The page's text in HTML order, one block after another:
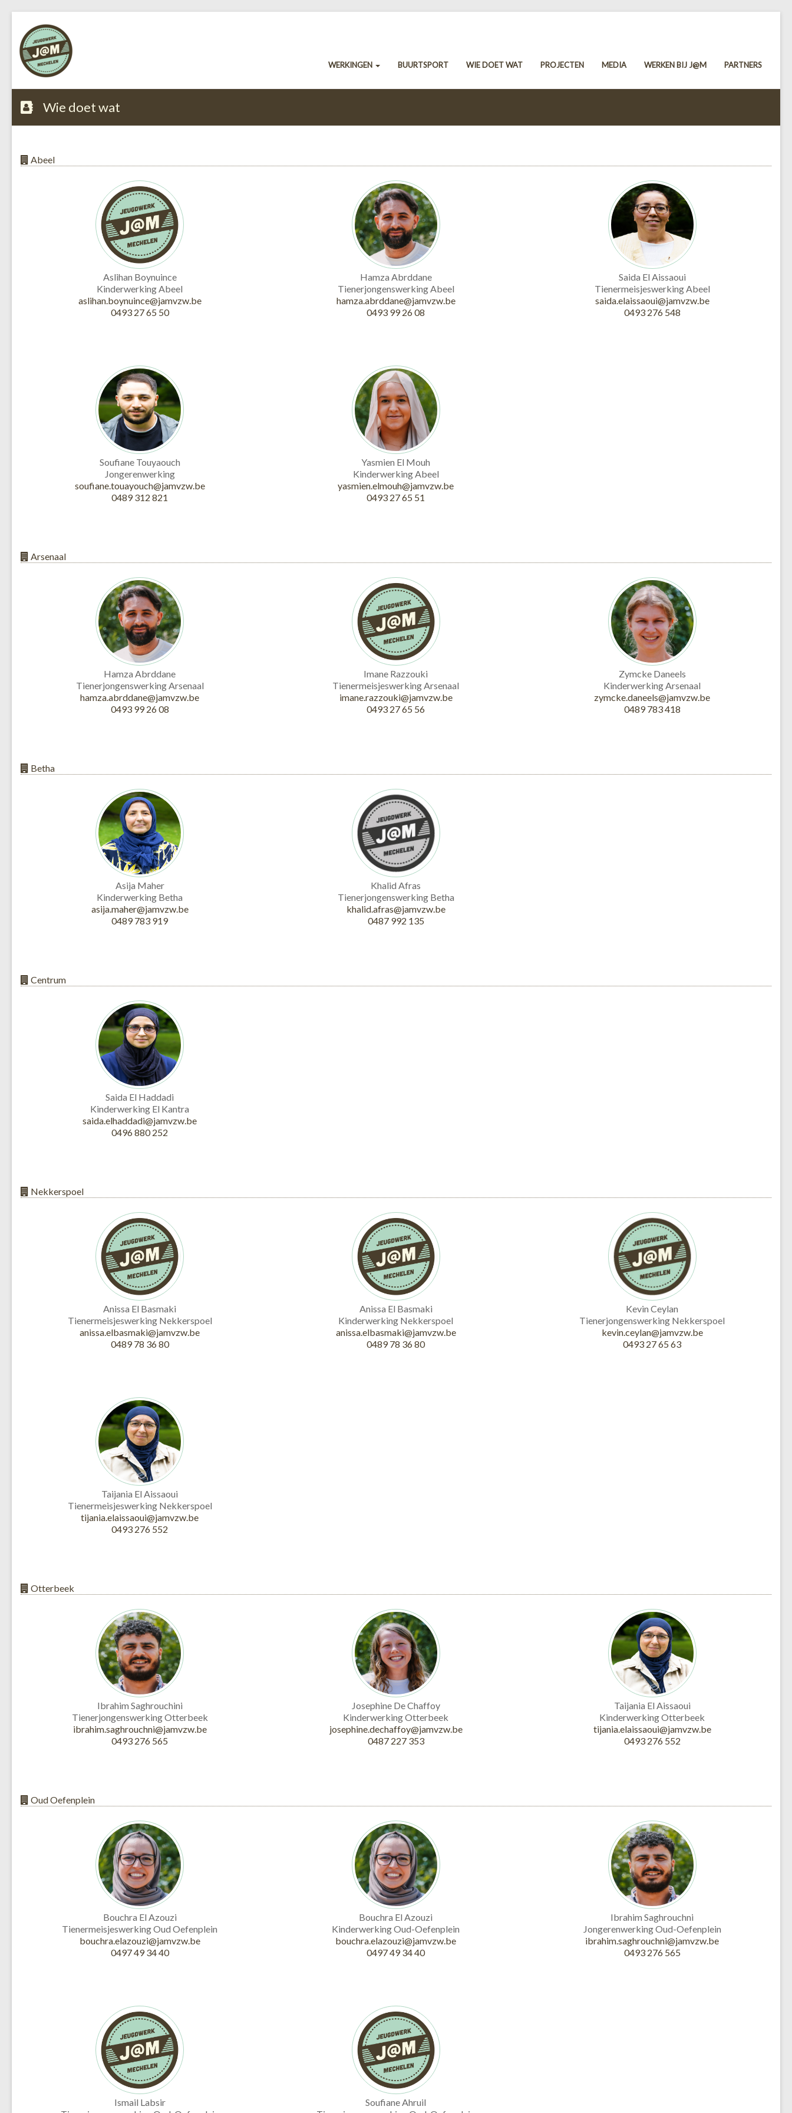
WERKINGEN BUURTSPORT WIE DOET WAT PROJECTEN MEDIA WERKEN BIJ J@M PARTNERS
Wie doet wat
Abeel
Aslihan Boynuince
Kinderwerking Abeel
aslihan.boynuince@jamvzw.be
0493 27 65 50
Hamza Abrddane
Tienerjongenswerking Abeel
hamza.abrddane@jamvzw.be
0493 99 26 08
Saida El Aissaoui
Tienermeisjeswerking Abeel
saida.elaissaoui@jamvzw.be
0493 276 548
Soufiane Touyaouch
Jongerenwerking
soufiane.touayouch@jamvzw.be
0489 312 821
Yasmien El Mouh
Kinderwerking Abeel
yasmien.elmouh@jamvzw.be
0493 27 65 51
Arsenaal
Hamza Abrddane
Tienerjongenswerking Arsenaal
hamza.abrddane@jamvzw.be
0493 99 26 08
Imane Razzouki
Tienermeisjeswerking Arsenaal
imane.razzouki@jamvzw.be
0493 27 65 56
Zymcke Daneels
Kinderwerking Arsenaal
zymcke.daneels@jamvzw.be
0489 783 418
Betha
Asija Maher
Kinderwerking Betha
asija.maher@jamvzw.be
0489 783 919
Khalid Afras
Tienerjongenswerking Betha
khalid.afras@jamvzw.be
0487 992 135
Centrum
Saida El Haddadi
Kinderwerking El Kantra
saida.elhaddadi@jamvzw.be
0496 880 252
Nekkerspoel
Anissa El Basmaki
Tienermeisjeswerking Nekkerspoel
anissa.elbasmaki@jamvzw.be
0489 78 36 80
Anissa El Basmaki
Kinderwerking Nekkerspoel
anissa.elbasmaki@jamvzw.be
0489 78 36 80
Kevin Ceylan
Tienerjongenswerking Nekkerspoel
kevin.ceylan@jamvzw.be
0493 27 65 63
Taijania El Aissaoui
Tienermeisjeswerking Nekkerspoel
tijania.elaissaoui@jamvzw.be
0493 276 552
Otterbeek
Ibrahim Saghrouchini
Tienerjongenswerking Otterbeek
ibrahim.saghrouchni@jamvzw.be
0493 276 565
Josephine De Chaffoy
Kinderwerking Otterbeek
josephine.dechaffoy@jamvzw.be
0487 227 353
Taijania El Aissaoui
Kinderwerking Otterbeek
tijania.elaissaoui@jamvzw.be
0493 276 552
Oud Oefenplein
Bouchra El Azouzi
Tienermeisjeswerking Oud Oefenplein
bouchra.elazouzi@jamvzw.be
0497 49 34 40
Bouchra El Azouzi
Kinderwerking Oud-Oefenplein
bouchra.elazouzi@jamvzw.be
0497 49 34 40
Ibrahim Saghrouchni
Jongerenwerking Oud-Oefenplein
ibrahim.saghrouchni@jamvzw.be
0493 276 565
Ismail Labsir
Soufiane Ahruil